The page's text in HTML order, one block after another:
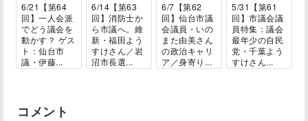
6/21【第64
回】一人会派
でどう議会を
動かす？ ゲス
ト：仙台市
議・伊藤...
6/14【第63
回】消防士か
ら市議へ。維
新・福田よう
すけさん／岩
沼市長選...
6/7【第62
回】仙台市議
会議員・いの
また由美さん
の政治キャリ
ア／身寄り...
5/31【第61
回】市議会議
員特集：議会
最年少の自民
党・千葉よう
すけさん...
コメント